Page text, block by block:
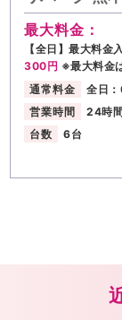
最大料金：
【全日】最大料
300円 ※最大料金
通常料金
全日
営業時間
24時間
台数
6台